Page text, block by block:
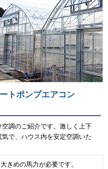
トポンプエアコン
調のご紹介です。激しく上下
で、ハウス内を安定空調いた
きめの馬力が必要です。